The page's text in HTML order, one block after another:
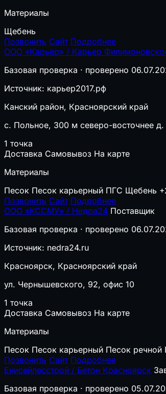
Материалы
Щебень
Позвонить Сайт Подробнее
ООО «Карьер» / Карьер
Базовая проверка · проверено
Источник: карьер2017.рф
Канский район, Красноярский край
с. Польное, 300 м северо-восточнее д.
1 точка
Доставка Самовывоз На карте
Материалы
Песок Песок карьерный ПГС Щебень
Позвонить Сайт Подробнее
ООО «КССМУ» / Недра24 Поставщик
Базовая проверка · проверено
Источник: nedra24.ru
Красноярск, Красноярский край
ул. Чернышевского, 92, офис 10
1 точка
Доставка Самовывоз На карте
Материалы
Песок Песок карьерный Песок речной
Позвонить Сайт Подробнее
Енисейлесстрой / Бетон Красноярск
Базовая проверка · проверено